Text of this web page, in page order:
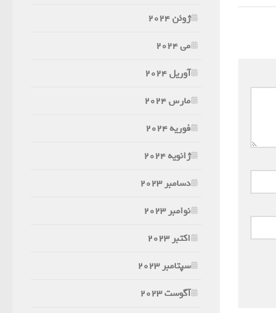
ژوئن 2024
می 2024
آوریل 2024
مارس 2024
فوریه 2024
ژانویه 2024
دسامبر 2023
نوامبر 2023
اکتبر 2023
سپتامبر 2023
آگوست 2023